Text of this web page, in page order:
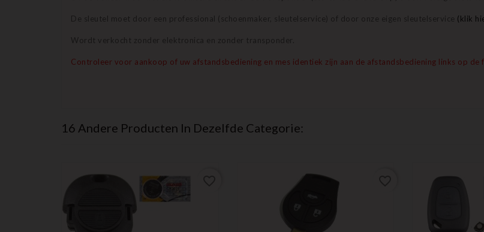
De sleutel moet door een professional (schoenmaker, sleutelservice) of door onze eigen sleutelservice (klik
Wordt verkocht zonder elektronica en zonder transponder.
Controleer voor aankoop of uw afstandsbediening en mes identiek zijn aan de afstandsbediening links op de
16 Andere Producten In Dezelfde Categorie: